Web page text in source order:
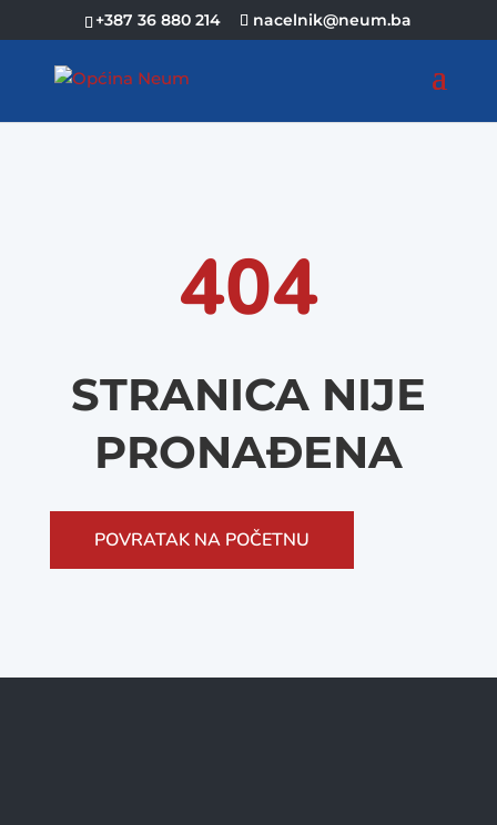
+387 36 880 214 nacelnik@neum.ba
404
STRANICA NIJE
PRONAĐENA
POVRATAK NA POČETNU